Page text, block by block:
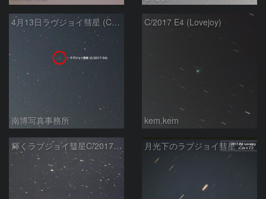
4月13日ラヴジョイ彗星 (C/2017 E4)
南博写真事務所
C/2017 E4 (Lovejoy)
kem.kem
輝くラブジョイ彗星C/2017E4 月光下のラブジョイ彗星 2017E4 Lovejoy